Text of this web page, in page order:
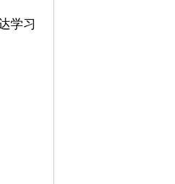
学习